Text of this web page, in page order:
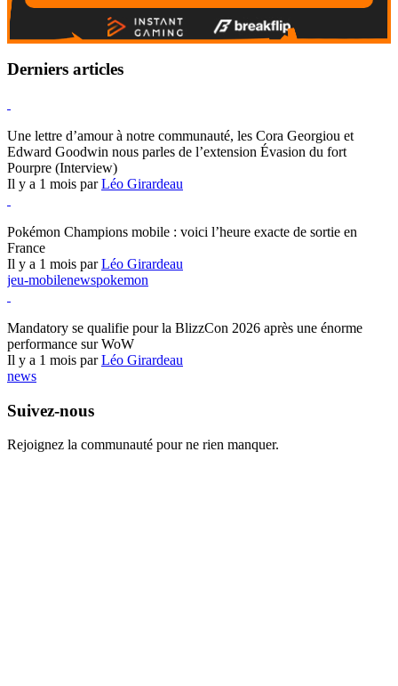
Derniers articles
Une lettre d’amour à notre communauté, les Cora Georgiou et
Edward Goodwin nous parles de l’extension Évasion du fort
Pourpre (Interview)
Il y a 1 mois parLéo Girardeau
Pokémon Champions mobile : voici l’heure exacte de sortie en
France
Il y a 1 mois parLéo Girardeau
jeu-mobilenewspokemon
Mandatory se qualifie pour la BlizzCon 2026 après une énorme
performance sur WoW
Il y a 1 mois parLéo Girardeau
news
Suivez-nous
Rejoignez la communauté pour ne rien manquer.